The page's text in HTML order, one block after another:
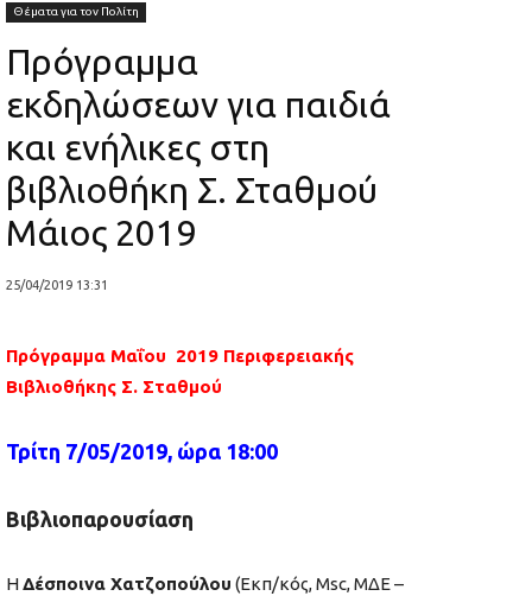
Θέματα για τον Πολίτη
Πρόγραμμα
εκδηλώσεων για παιδιά
και ενήλικες στη
βιβλιοθήκη Σ. Σταθμού
Μάιος 2019
25/04/2019 13:31
Πρόγραμμα Μαΐου 2019 Περιφερειακής
Βιβλιοθήκης Σ. Σταθμού
Τρίτη 7/05/2019, ώρα 18:00
Βιβλιοπαρουσίαση
ΗΔέσποινα Χατζοπούλου (Εκπ/κός,Msc, MΔΕ –